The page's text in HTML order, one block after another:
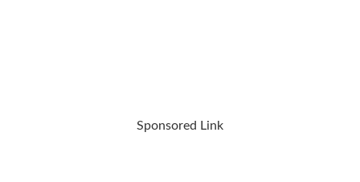
Sponsored Link